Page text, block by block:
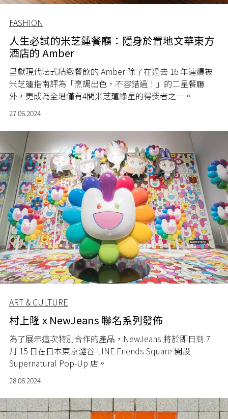
FASHION
人生必試的米芝蓮餐廳：隱身於置地文華東方
酒店的 Amber
呈獻現代法式精緻餐飲的 Amber 除了在過去 16 年連續被
米芝蓮指南評為「烹調出色，不容錯過！」的二星餐廳
外，更成為全港僅有4間米芝蓮綠星的得獎者之一。
27.06.2024
ART & CULTURE
村上隆 x NewJeans 聯名系列發佈
為了展示這次特別合作的產品， NewJeans 將於即日到 7
月 15 日在日本東京澀谷 LINE Friends Square 開設
Supernatural Pop-Up 店。
28.06.2024